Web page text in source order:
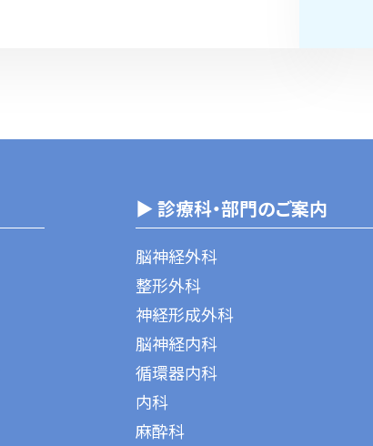
▶ 診療科・部門のご案内
脳神経外科
整形外科
神経形成外科
脳神経内科
循環器内科
内科
麻酔科